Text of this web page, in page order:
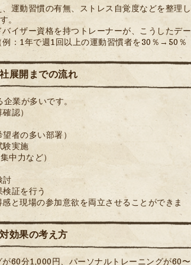
運動習慣の有無、ストレス自覚度などを整理し
。
イザー資格を持つトレーナーが、こうしたデー
：1年で週1回以上の運動習慣者を30％→50％
展開までの流れ
企業が多いです。
認）
者の多い部署）
験実施
中力など）
討
証を行う
と現場の参加意欲を両立させることができま
効果の考え方
60分1,000円、パーソナルトレーニングが60〜